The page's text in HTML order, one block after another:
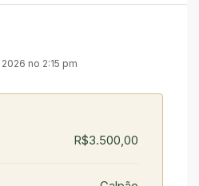
no 2:15 pm
R$3.500,00